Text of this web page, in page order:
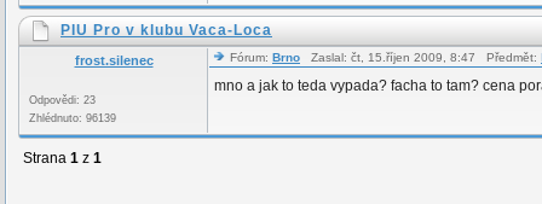
PIU Pro v klubu Vaca-Loca
frost.silenec
Odpovědi: 23
Zhlédnuto: 96139
Fórum: Brno Zaslal: čt, 15.říjen 2009, 8:47 Předmět:
mno a jak to teda vypada? facha to tam? cena
Strana 1 z 1